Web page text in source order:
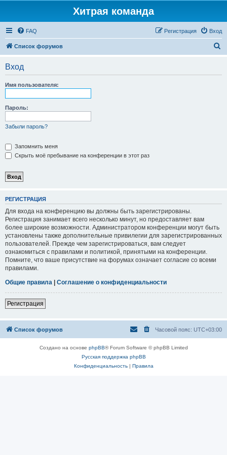
Хитрая команда
FAQ Вход
Регистрация
Список форумов
Вход
Имя пользователя:
Пароль:
Забыли пароль?
Запомнить меня
Скрыть моё пребывание на конференции в этот раз
РЕГИСТРАЦИЯ
Для входа на конференцию вы должны быть зарегистрированы.
Регистрация занимает всего несколько минут, но предоставляет вам
более широкие возможности. Администратором конференции могут быть
установлены также дополнительные привилегии для зарегистрированных
пользователей. Прежде чем зарегистрироваться, вам следует
ознакомиться с правилами и политикой, принятыми на конференции.
Помните, что ваше присутствие на форумах означает согласие со всеми
правилами.
Общие правила | Соглашение о конфиденциальности
Регистрация
Список форумов Часовой пояс: UTC+03:00
Создано на основе phpBB® Forum Software © phpBB Limited
Русская поддержка phpBB
Конфиденциальность| Правила